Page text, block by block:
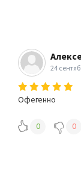
24
Офегенно
0 0